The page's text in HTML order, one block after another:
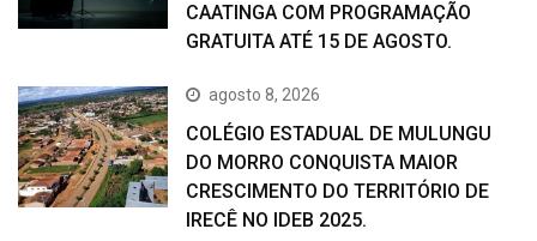
CAATINGA COM PROGRAMAÇÃO
GRATUITA ATÉ 15 DE AGOSTO.
agosto 8, 2026
COLÉGIO ESTADUAL DE MULUNGU
DO MORRO CONQUISTA MAIOR
CRESCIMENTO DO TERRITÓRIO DE
IRECÊ NO IDEB 2025.